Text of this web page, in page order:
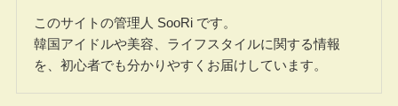
このサイトの管理人 SooRi です。
韓国アイドルや美容、ライフスタイルに関する情報
を、初心者でも分かりやすくお届けしています。